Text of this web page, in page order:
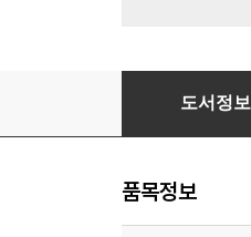
다이어트 학교
도서정보
품목정보